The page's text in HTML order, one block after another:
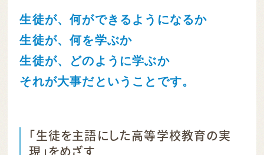
生徒が、何ができるようになるか
生徒が、何を学ぶか
生徒が、どのように学ぶか
それが大事だということです。
「生徒を主語にした高等学校教育の実
現」をめざす